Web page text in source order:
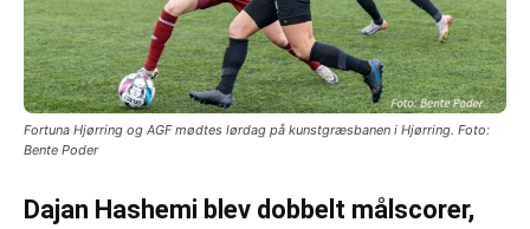
Fortuna Hjørring og AGF mødtes lørdag på kunstgræsbanen i Hjørring. Foto:
Bente Poder
Dajan Hashemi blev dobbelt målscorer,